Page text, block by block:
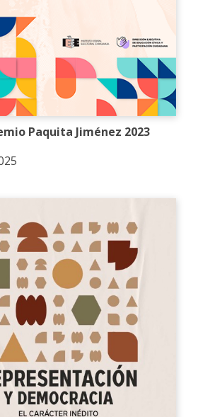
Paquita Jiménez 2023